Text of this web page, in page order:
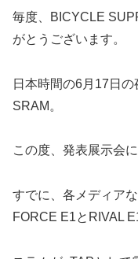
毎度、BICYCLE
がとうございます。
日本時間の6月17日
SRAM。
この度、発表展示会
すでに、各メディア
FORCE E1とRIVAL